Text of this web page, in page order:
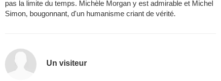
pas la limite du temps. Michèle Morgan y est admirable et Michel
Simon, bougonnant, d'un humanisme criant de vérité.
Un visiteur